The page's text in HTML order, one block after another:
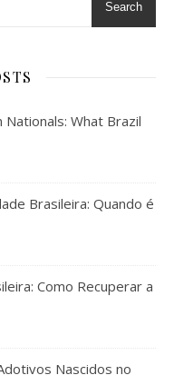
Search
What Brazil
Brasileira: Quando é
Como Recuperar a
Nascidos no